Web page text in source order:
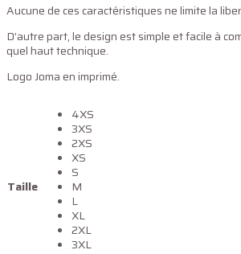
Aucune de ces caractéristiques ne limite la
D’autre part, le design est simple et facile à
quel haut technique.
Logo Joma en imprimé.
Taille
4XS
3XS
2XS
XS
S
M
L
XL
2XL
3XL